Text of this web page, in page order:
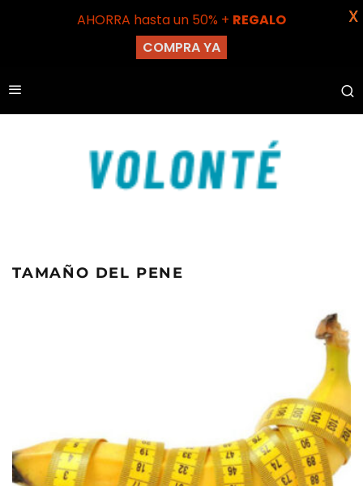
TAMAÑO DEL PENE
AHORRA hasta un 50% + REGALO
COMPRA YA
X